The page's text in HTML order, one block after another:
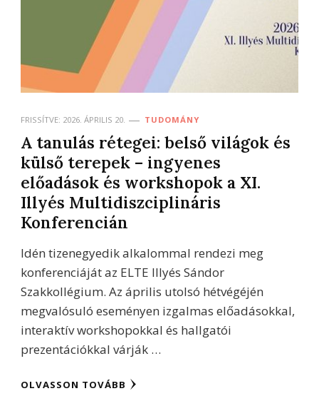
FRISSÍTVE: 2026. ÁPRILIS 20. TUDOMÁNY
A tanulás rétegei: belső világok és
külső terepek – ingyenes
előadások és workshopok a XI.
Illyés Multidiszciplináris
Konferencián
Idén tizenegyedik alkalommal rendezi meg
konferenciáját az ELTE Illyés Sándor
Szakkollégium. Az április utolsó hétvégéjén
megvalósuló eseményen izgalmas előadásokkal,
interaktív workshopokkal és hallgatói
prezentációkkal várják …
OLVASSON TOVÁBB